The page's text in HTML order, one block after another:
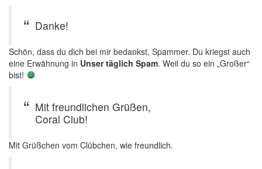
Danke!
Schön, dass du dich bei mir bedankst, Spammer. Du kriegst auch
eine Erwähnung in Unser täglich Spam. Weil du so ein „Großer“
bist!
Mit freundlichen Grüßen,
Coral Club!
Mit Grüßchen vom Clübchen, wie freundlich.